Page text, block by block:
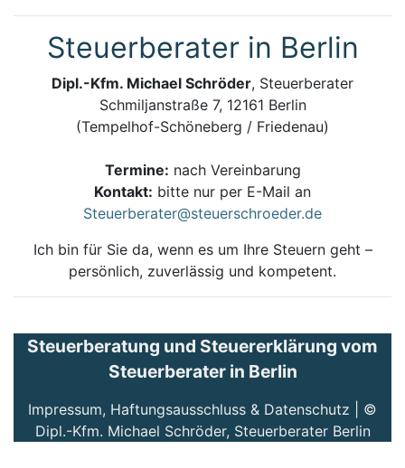
Steuerberater in Berlin
Dipl.-Kfm. Michael Schröder, Steuerberater
Schmiljanstraße 7, 12161 Berlin
(Tempelhof-Schöneberg / Friedenau)
Termine: nach Vereinbarung
Kontakt: bitte nur per E-Mail an
Steuerberater@steuerschroeder.de
Ich bin für Sie da, wenn es um Ihre Steuern geht –
persönlich, zuverlässig und kompetent.
Steuerberatung und Steuererklärung vom
Steuerberater in Berlin
Impressum, Haftungsausschluss & Datenschutz | ©
Dipl.-Kfm. Michael Schröder, Steuerberater Berlin